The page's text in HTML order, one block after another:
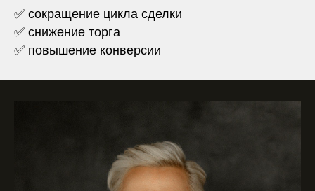
✅ сокращение цикла сделки
✅ снижение торга
✅ повышение конверсии